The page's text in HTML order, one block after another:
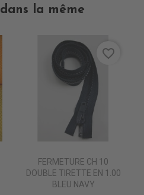
la même
epuisem
JAUNE FERMETURE CH 10
DOUBLE TIRETTE EN 1.00
BLEU NAVY
favorite_border